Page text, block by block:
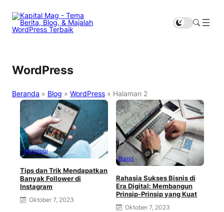
WordPress
Beranda » Blog » WordPress » Halaman 2
Teknologi
Tips dan Trik Mendapatkan
Banyak Follower di
Instagram
Oktober 7, 2023
Bisnis
Rahasia Sukses Bisnis di
Era Digital: Membangun
Prinsip-Prinsip yang Kuat
Oktober 7, 2023